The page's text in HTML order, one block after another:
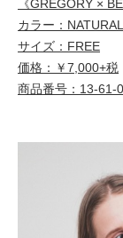
《GREGORY ×
カラー：
サイズ：FREE
価格：￥7,000+税
商品番号：13-61-